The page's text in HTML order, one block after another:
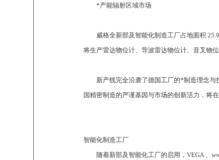
*产能辐射区域市场
威格全新部及智能化制造工厂占地面积 25.9
将生产雷达物位计、导波雷达物位计、音叉物
新产线完全沿袭了德国工厂的*制造理念与
国精密制造的严谨基因与市场的创新活力，将
智能化制造工厂
随着新部及智能化工厂的启用，VEGA 、